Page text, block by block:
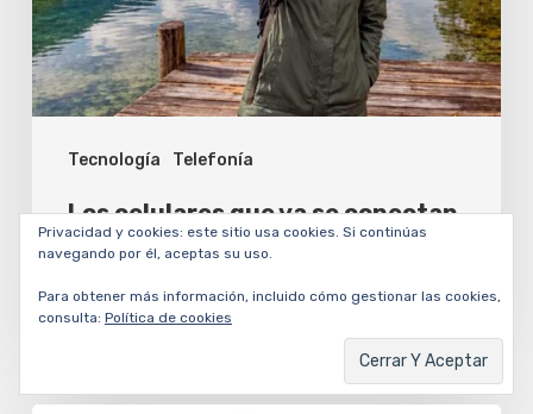
Tecnología Telefonía
conectan
a
los
satélites
StarlinkLos celulares que ya se conectan
a los satélites de Starlink
César Dergarabedian
8 agosto, 2026
Privacidad y cookies: este sitio usa cookies. Si continúas
navegando por él, aceptas su uso.
Para obtener más información, incluido cómo gestionar las cookies,
consulta: Política de cookies